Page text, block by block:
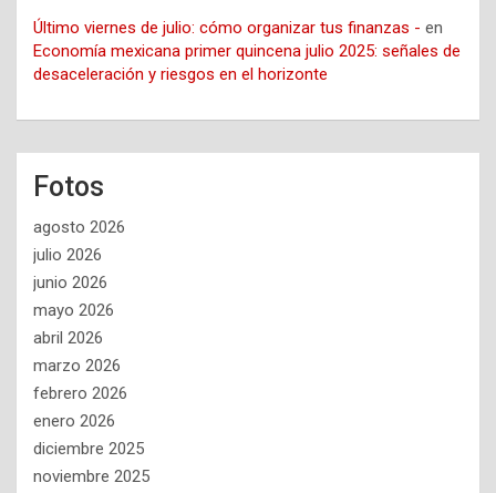
Último viernes de julio: cómo organizar tus finanzas - en
Economía mexicana primer quincena julio 2025: señales de
desaceleración y riesgos en el horizonte
Fotos
agosto 2026
julio 2026
junio 2026
mayo 2026
abril 2026
marzo 2026
febrero 2026
enero 2026
diciembre 2025
noviembre 2025